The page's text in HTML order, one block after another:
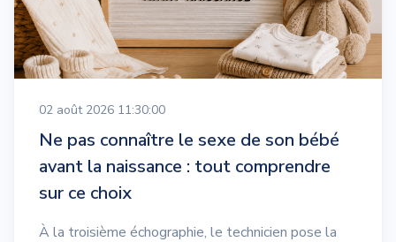
02 août 2026 11:30:00
Ne pas connaître le sexe de son bébé
avant la naissance : tout comprendre
sur ce choix
À la troisième échographie, le technicien pose la